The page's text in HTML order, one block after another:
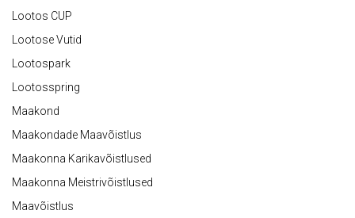
Lootos CUP
Lootose Vutid
Lootospark
Lootosspring
Maakond
Maakondade Maavõistlus
Maakonna Karikavõistlused
Maakonna Meistrivõistlused
Maavõistlus